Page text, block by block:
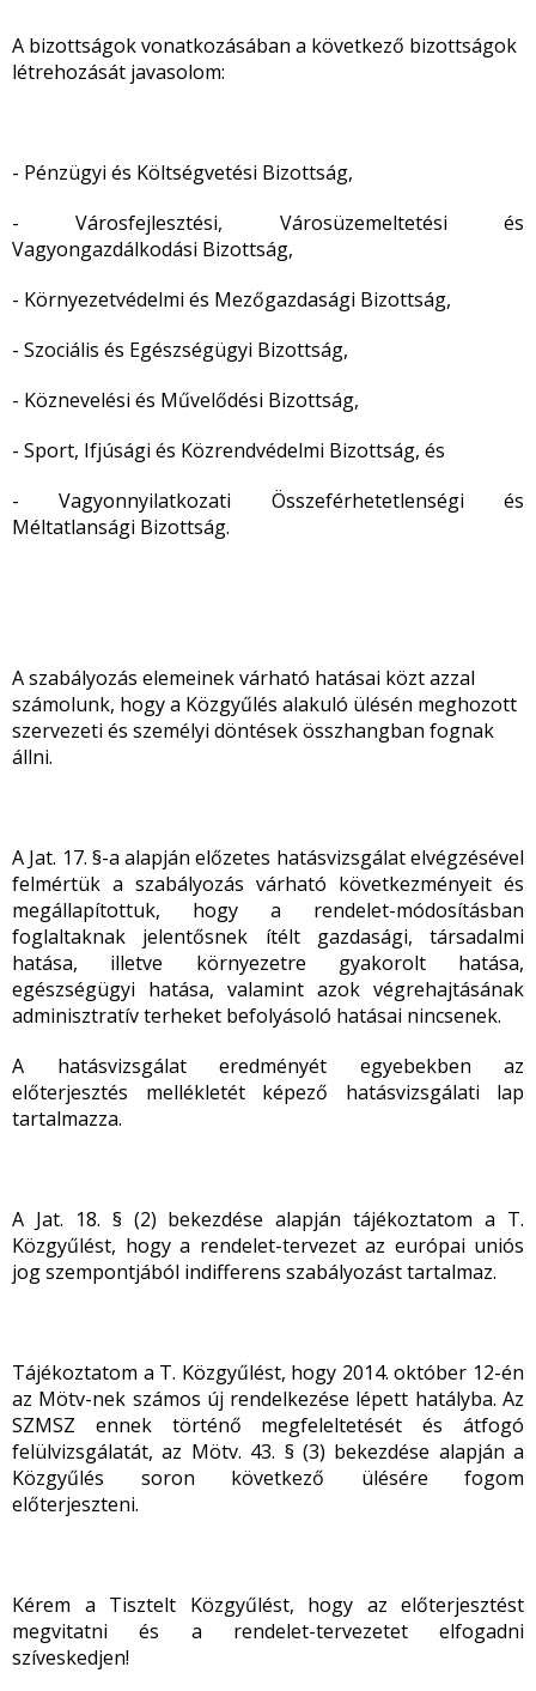
A bizottságok vonatkozásában a következő bizottságok
létrehozását javasolom:
- Pénzügyi és Költségvetési Bizottság,
- Városfejlesztési, Városüzemeltetési és
Vagyongazdálkodási Bizottság,
- Környezetvédelmi és Mezőgazdasági Bizottság,
- Szociális és Egészségügyi Bizottság,
- Köznevelési és Művelődési Bizottság,
- Sport, Ifjúsági és Közrendvédelmi Bizottság, és
- Vagyonnyilatkozati Összeférhetetlenségi és
Méltatlansági Bizottság.
A szabályozás elemeinek várható hatásai közt azzal
számolunk, hogy a Közgyűlés alakuló ülésén meghozott
szervezeti és személyi döntések összhangban fognak
állni.
A Jat. 17. §-a alapján előzetes hatásvizsgálat elvégzésével
felmértük a szabályozás várható következményeit és
megállapítottuk, hogy a rendelet-módosításban
foglaltaknak jelentősnek ítélt gazdasági, társadalmi
hatása, illetve környezetre gyakorolt hatása,
egészségügyi hatása, valamint azok végrehajtásának
adminisztratív terheket befolyásoló hatásai nincsenek.
A hatásvizsgálat eredményét egyebekben az
előterjesztés mellékletét képező hatásvizsgálati lap
tartalmazza.
A Jat. 18. § (2) bekezdése alapján tájékoztatom a T.
Közgyűlést, hogy a rendelet-tervezet az európai uniós
jog szempontjából indifferens szabályozást tartalmaz.
Tájékoztatom a T. Közgyűlést, hogy 2014. október 12-én
az Mötv-nek számos új rendelkezése lépett hatályba. Az
SZMSZ ennek történő megfeleltetését és átfogó
felülvizsgálatát, az Mötv. 43. § (3) bekezdése alapján a
Közgyűlés soron következő ülésére fogom
előterjeszteni.
Kérem a Tisztelt Közgyűlést, hogy az előterjesztést
megvitatni és a rendelet-tervezetet elfogadni
szíveskedjen!